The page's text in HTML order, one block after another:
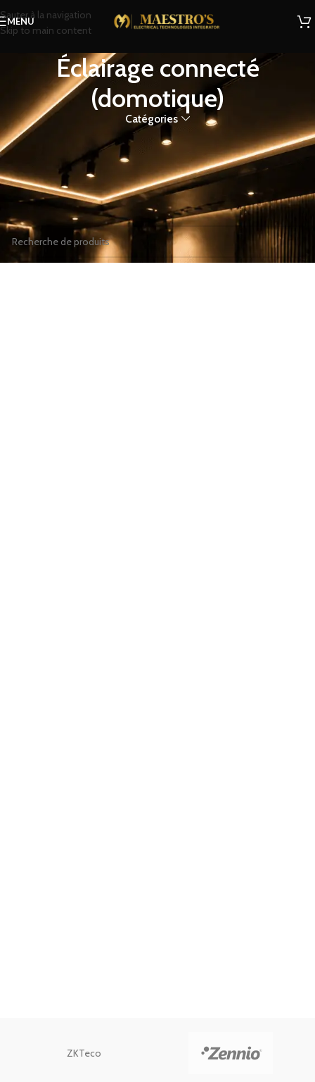
Sauter à la navigation
Skip to main content
MENU
Éclairage connecté
(domotique)
Catégories
Éclairage connecté (domotique)
Accueil Boutique Éclairage
Éclairage résidentiel
Éclairage connecté (domotique)
Aucun produit ne correspond à votre sélection.
ZKTeco